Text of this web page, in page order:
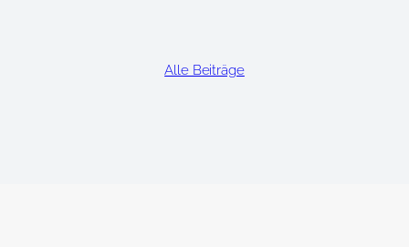
Alle Beiträge